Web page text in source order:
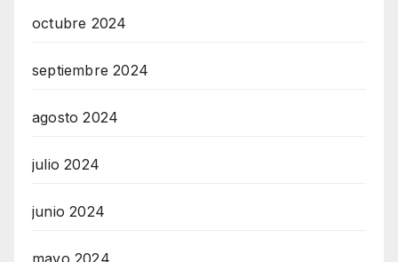
octubre 2024
septiembre 2024
agosto 2024
julio 2024
junio 2024
mayo 2024